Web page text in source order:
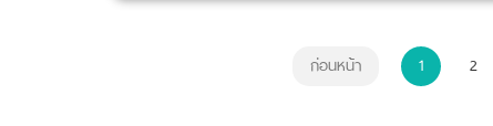
ก่อนหน้า 1 2